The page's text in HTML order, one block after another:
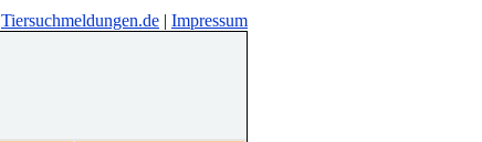
Tiersuchmeldungen.de | Impressum